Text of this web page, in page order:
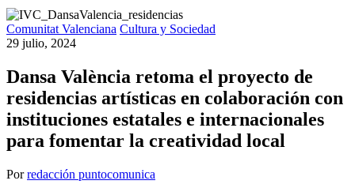
Comunitat Valenciana Cultura y Sociedad
29 julio, 2024
Dansa València retoma el proyecto de
residencias artísticas en colaboración con
instituciones estatales e internacionales
para fomentar la creatividad local
Por redacción puntocomunica